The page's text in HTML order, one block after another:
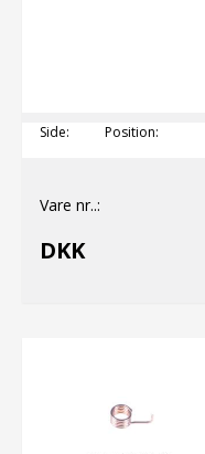
Side: Position:
Vare nr..:
DKK